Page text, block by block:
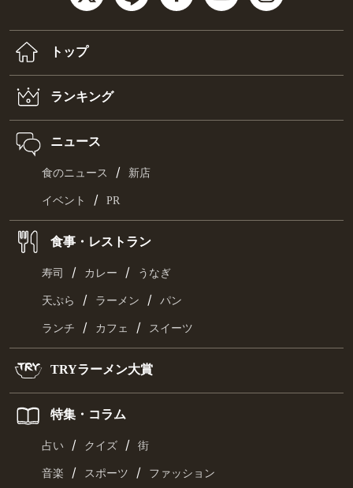
トップ
ランキング
ニュース
食のニュース / 新店
イベント / PR
食事・レストラン
寿司 / カレー / うなぎ
天ぷら / ラーメン / パン
ランチ / カフェ / スイーツ
TRYラーメン大賞
特集・コラム
占い / クイズ / 街
音楽 / スポーツ / ファッション